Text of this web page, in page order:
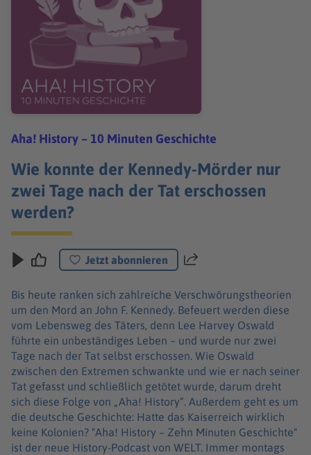
Aha! History – 10 Minuten Geschichte
Wie konnte der Kennedy-Mörder nur
zwei Tage nach der Tat erschossen
werden?
Jetzt abonnieren Teilen
Bis heute ranken sich zahlreiche Verschwörungstheorien
um den Mord an John F. Kennedy. Befeuert werden diese
vom Lebensweg des Täters, denn Lee Harvey Oswald
führte ein unbeständiges Leben – und wurde nur zwei
Tage nach der Tat selbst erschossen. Wie Oswald
zwischen den Extremen schwankte und wie er nach seiner
Tat gefasst und schließlich getötet wurde, darum dreht
sich diese Folge von „Aha! History“. Außerdem geht es um
die deutsche Geschichte: Hatte das Kaiserreich wirklich
keine Kolonien? "Aha! History – Zehn Minuten Geschichte"
ist der neue History-Podcast von WELT. Immer montags